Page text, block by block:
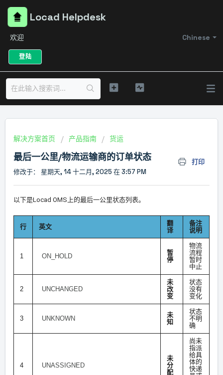
Locad Helpdesk
Chinese
欢迎
登陆
解决方案首页 产品指南 货运
最后一公里/物流运输商的订单状态
打印
修改于： 星期天, 14 十二月, 2025 在 3:57 PM
以下是Locad OMS上的最后一公里状态列表。
行 英文
翻
译
备注
说明
1 ON_HOLD
暂
停
物流
流程
暂时
中止
2 UNCHANGED
未
改
变
状态
没有
变化
3 UNKNOWN
未
知
状态
不明
确
4 UNASSIGNED
未
分
配
尚未
指派
给具
体的
快递